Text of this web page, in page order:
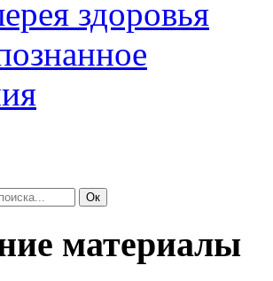
здоровья
Ок
материалы